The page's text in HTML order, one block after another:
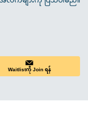
Waitlistကို Join ရန်